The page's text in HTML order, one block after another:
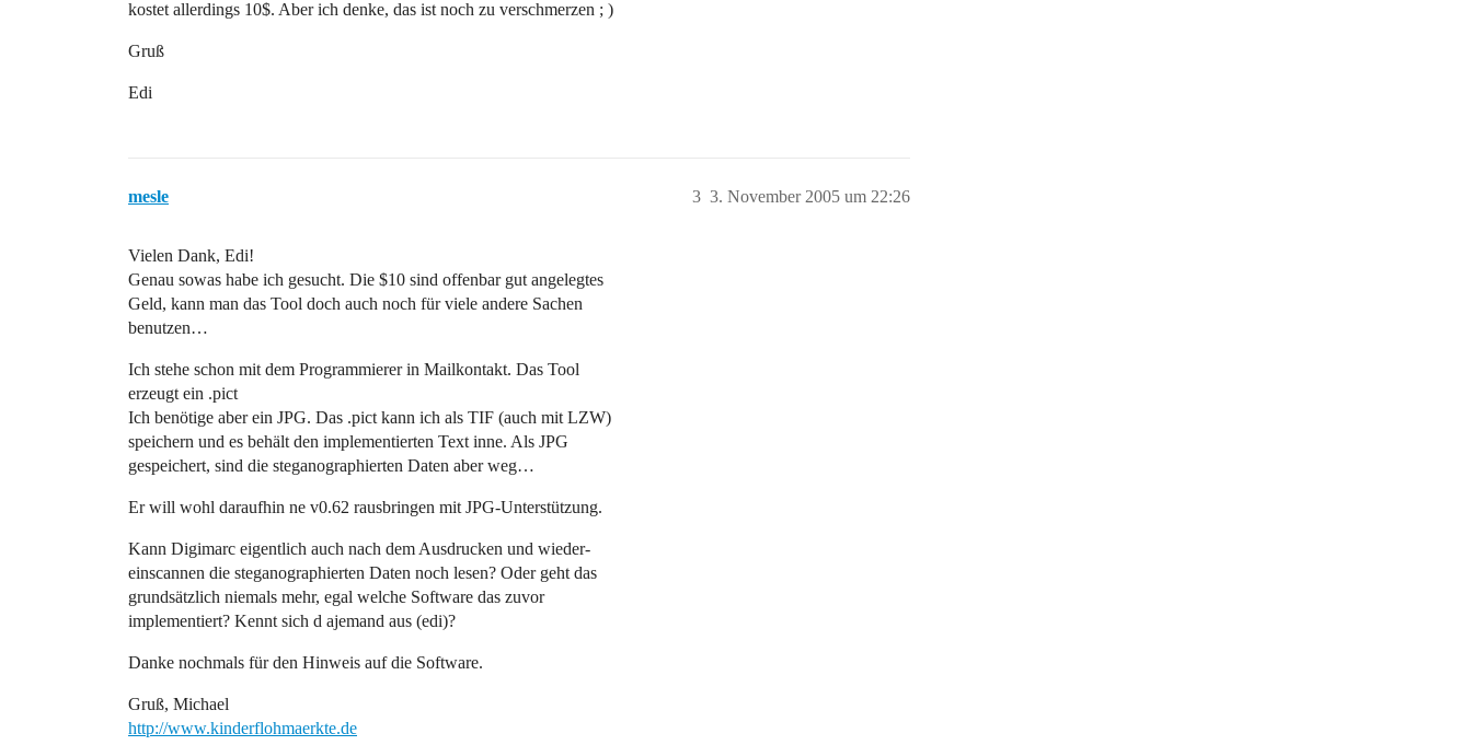
kostet allerdings 10$. Aber ich denke, das ist noch zu verschmerzen ; )
Gruß
Edi
mesle 3. November 2005 um 22:26
3
Vielen Dank, Edi!
Genau sowas habe ich gesucht. Die $10 sind offenbar gut angelegtes
Geld, kann man das Tool doch auch noch für viele andere Sachen
benutzen…
Ich stehe schon mit dem Programmierer in Mailkontakt. Das Tool
erzeugt ein .pict
Ich benötige aber ein JPG. Das .pict kann ich als TIF (auch mit LZW)
speichern und es behält den implementierten Text inne. Als JPG
gespeichert, sind die steganographierten Daten aber weg…
Er will wohl daraufhin ne v0.62 rausbringen mit JPG-Unterstützung.
Kann Digimarc eigentlich auch nach dem Ausdrucken und wieder-
einscannen die steganographierten Daten noch lesen? Oder geht das
grundsätzlich niemals mehr, egal welche Software das zuvor
implementiert? Kennt sich d ajemand aus (edi)?
Danke nochmals für den Hinweis auf die Software.
Gruß, Michael
http://www.kinderflohmaerkte.de